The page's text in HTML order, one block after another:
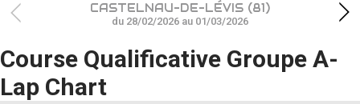
RÉSULTATS
PHOTOS / WEB TV
CHAMPIONNAT
CASTELNAU-DE-LÉVIS (81)
du 28/02/2026 au 01/03/2026
Course Qualificative Groupe A-
Lap Chart